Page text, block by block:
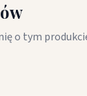
o tym